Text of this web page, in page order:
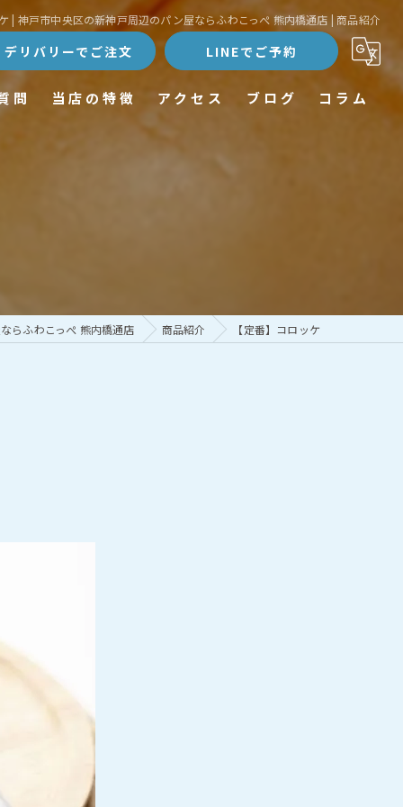
| 神戸市中央区の新神戸周辺のパン屋ならふわこっぺ 熊内橋通店 | 商品紹介
デリバリーでご注文 LINEでご予約
問 当店の特徴
スイーツ系
アクセス ブログ コラム
らふわこっぺ 熊内橋通店 商品紹介 【定番】コロッケ